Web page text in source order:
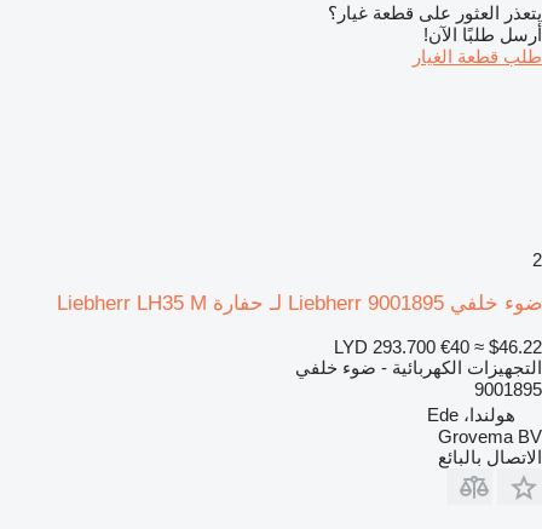
يتعذر العثور على قطعة غيار؟
أرسل طلبًا الآن!
طلب قطعة الغيار
2
ضوء خلفي Liebherr 9001895 لـ حفارة Liebherr LH35 M
LYD 293.700 €40 ≈ $46.22
التجهيزات الكهربائية - ضوء خلفي
9001895
هولندا، Ede
Grovema BV
الاتصال بالبائع